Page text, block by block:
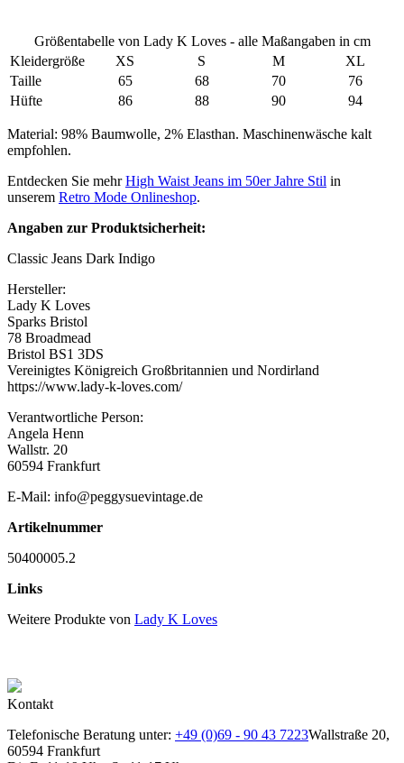
Größentabelle von Lady K Loves - alle Maßangaben in cm
Kleidergröße
XS S M
XL
Taille
65 68 70
76
Hüfte
86 88 90 94
Material: 98% Baumwolle, 2% Elasthan. Maschinenwäsche kalt
empfohlen.
Entdecken Sie mehrHigh Waist Jeans im 50er Jahre Stil in
unserem Retro Mode Onlineshop.
Angaben zur Produktsicherheit:
Classic Jeans Dark Indigo
Hersteller:
Lady K Loves
Sparks Bristol
78 Broadmead
Bristol BS1 3DS
Vereinigtes Königreich Großbritannien und Nordirland
https://www.lady-k-loves.com/
Verantwortliche Person:
Angela Henn
Wallstr. 20
60594 Frankfurt
E-Mail: info@peggysuevintage.de
Artikelnummer
50400005.2
Links
Weitere Produkte von Lady K Loves
Kontakt
Telefonische Beratung unter: +49 (0)69 - 90 43 7223Wallstraße 20,
60594 Frankfurt